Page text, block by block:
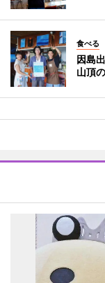
食べる
因島
山頂